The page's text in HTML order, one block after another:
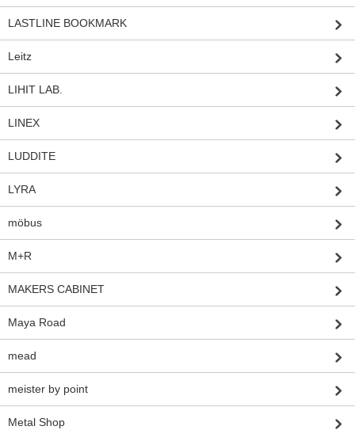
LASTLINE BOOKMARK
Leitz
LIHIT LAB.
LINEX
LUDDITE
LYRA
möbus
M+R
MAKERS CABINET
Maya Road
mead
meister by point
Metal Shop